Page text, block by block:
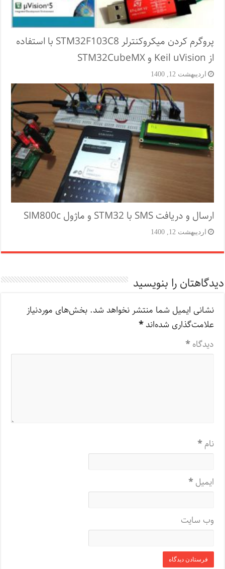
پروگرم کردن میکروکنترلر STM32F103C8 با استفاده
از Keil uVision و STM32CubeMX
اردیبهشت 12, 1400
ارسال و دریافت SMS با STM32 و ماژول SIM800c
اردیبهشت 12, 1400
دیدگاهتان را بنویسید
نشانی ایمیل شما منتشر نخواهد شد. بخش‌های موردنیاز
علامت‌گذاری شده‌اند*
دیدگاه*
نام*
ایمیل*
وب‌ سایت